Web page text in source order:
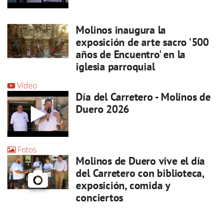
Molinos inaugura la
exposición de arte sacro '500
años de Encuentro' en la
iglesia parroquial
Vídeo
Día del Carretero - Molinos de
Duero 2026
Fotos
Molinos de Duero vive el día
del Carretero con biblioteca,
exposición, comida y
conciertos